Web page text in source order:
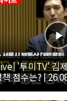
'투미TV' 김
점수는? |